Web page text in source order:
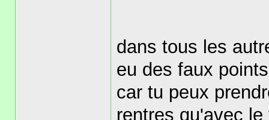
dans tous les
eu des faux
car tu peux
rentres qu'avec